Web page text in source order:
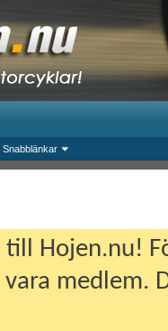
Snabblänkar
Hojen.nu!
medlem.